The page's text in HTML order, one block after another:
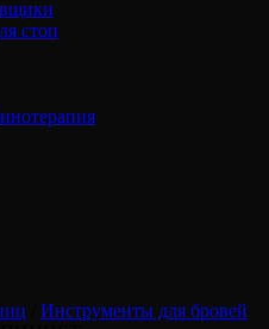
стоп
Инструменты для бровей